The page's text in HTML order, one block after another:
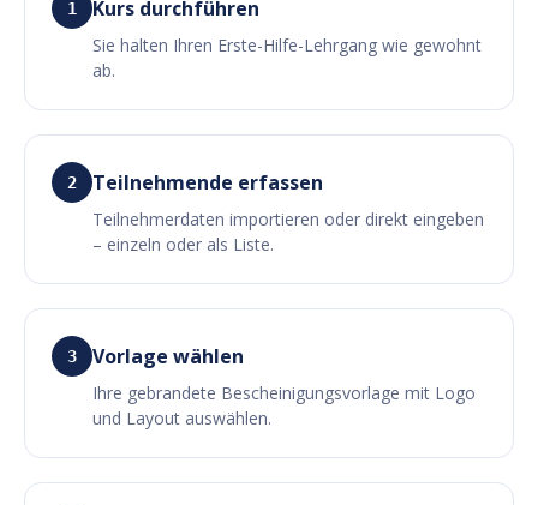
1 Kurs durchführen
Sie halten Ihren Erste-Hilfe-Lehrgang wie gewohnt
ab.
2 Teilnehmende erfassen
Teilnehmerdaten importieren oder direkt eingeben
– einzeln oder als Liste.
3 Vorlage wählen
Ihre gebrandete Bescheinigungsvorlage mit Logo
und Layout auswählen.